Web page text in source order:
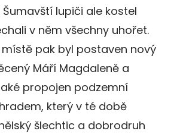
lupiči ale kostel
v něm všechny uhořet.
pak byl postaven nový
Máří Magdaleně a
propojen podzemní
který v té době
šlechtic a dobrodruh